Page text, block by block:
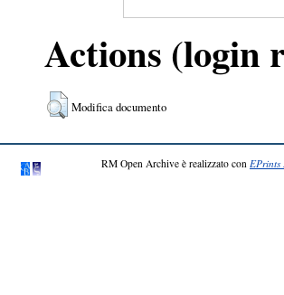
Actions (login
Modifica documento
RM Open Archive è realizzato con EPrints